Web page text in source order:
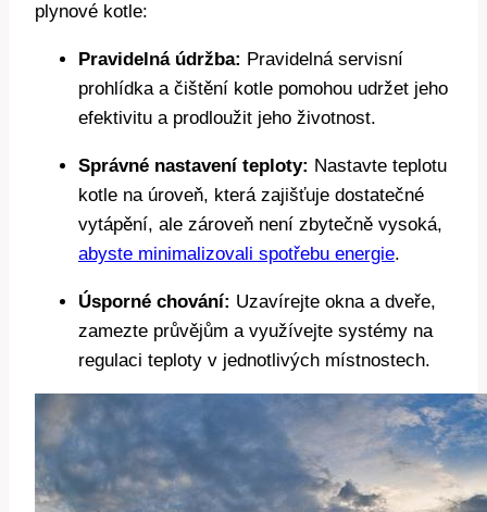
plynové kotle:
Pravidelná údržba: Pravidelná servisní
prohlídka a čištění kotle pomohou udržet jeho
efektivitu a prodloužit jeho životnost.
Správné nastavení teploty: Nastavte teplotu
kotle na úroveň, která zajišťuje dostatečné
vytápění, ale zároveň není zbytečně vysoká,
abyste minimalizovali spotřebu energie.
Úsporné chování: Uzavírejte okna a dveře,
zamezte průvějům a využívejte systémy na
regulaci teploty v jednotlivých místnostech.